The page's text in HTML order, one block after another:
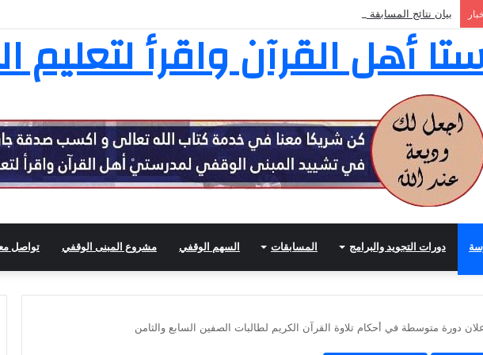
بيان نتائج المسابقة الثامنة عشرة في تفسير القرآن الكريم
أهل القرآن واقرأ لتعليم
دورات التجويد والبرامج المسابقات السهم الوقفي مشروع المبنى الوقفي تواصل
دورة متوسطة في أحكام تلاوة القرآن الكريم لطالبات الصفين السابع والثامن